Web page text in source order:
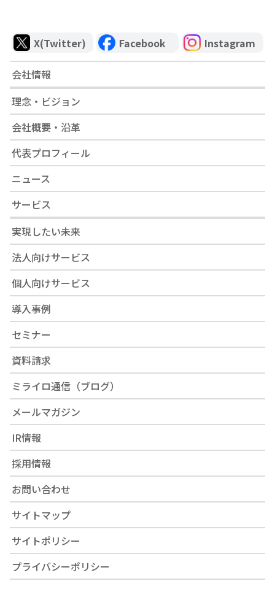
X(Twitter) Facebook Instagram
会社情報
理念・ビジョン
会社概要・沿革
代表プロフィール
ニュース
サービス
実現したい未来
法人向けサービス
個人向けサービス
導入事例
セミナー
資料請求
ミライロ通信（ブログ）
メールマガジン
IR情報
採用情報
お問い合わせ
サイトマップ
サイトポリシー
プライバシーポリシー